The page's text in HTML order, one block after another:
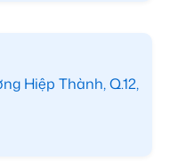
Hiệp Thành, Q.12,